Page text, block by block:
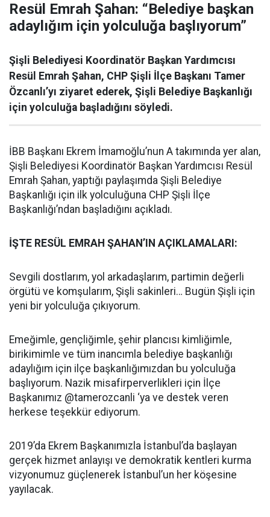
Resül Emrah Şahan: “Belediye başkan
adaylığım için yolculuğa başlıyorum”
Şişli Belediyesi Koordinatör Başkan Yardımcısı
Resül Emrah Şahan, CHP Şişli İlçe Başkanı Tamer
Özcanlı’yı ziyaret ederek, Şişli Belediye Başkanlığı
için yolculuğa başladığını söyledi.
İBB Başkanı Ekrem İmamoğlu’nun A takımında yer alan,
Şişli Belediyesi Koordinatör Başkan Yardımcısı Resül
Emrah Şahan, yaptığı paylaşımda Şişli Belediye
Başkanlığı için ilk yolculuğuna CHP Şişli İlçe
Başkanlığı’ndan başladığını açıkladı.
İŞTE RESÜL EMRAH ŞAHAN’IN AÇIKLAMALARI:
Sevgili dostlarım, yol arkadaşlarım, partimin değerli
örgütü ve komşularım, Şişli sakinleri… Bugün Şişli için
yeni bir yolculuğa çıkıyorum.
Emeğimle, gençliğimle, şehir plancısı kimliğimle,
birikimimle ve tüm inancımla belediye başkanlığı
adaylığım için ilçe başkanlığımızdan bu yolculuğa
başlıyorum. Nazik misafirperverlikleri için İlçe
Başkanımız @tamerozcanli ‘ya ve destek veren
herkese teşekkür ediyorum.
2019’da Ekrem Başkanımızla İstanbul’da başlayan
gerçek hizmet anlayışı ve demokratik kentleri kurma
vizyonumuz güçlenerek İstanbul’un her köşesine
yayılacak.